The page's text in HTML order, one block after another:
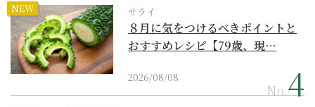
NEW サライ
８月に気をつけるべきポイントと
おすすめレシピ【79歳、現…
2026/08/08
No.